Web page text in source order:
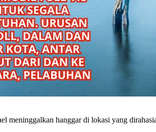
meninggalkan hanggar di lokasi yang